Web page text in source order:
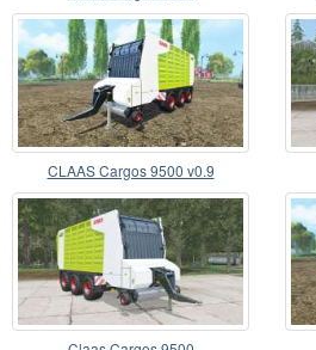
CLAAS Cargos 9500 v0.9